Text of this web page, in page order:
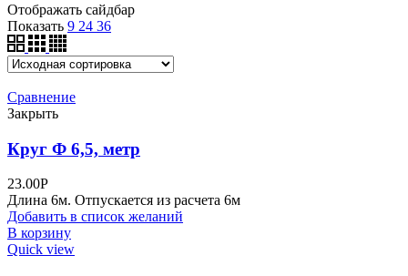
Отображать сайдбар
Показать 9 24 36
Сравнение
Закрыть
Круг Ф 6,5, метр
23.00Р
Длина 6м. Отпускается из расчета 6м
Добавить в список желаний
В корзину
Quick view